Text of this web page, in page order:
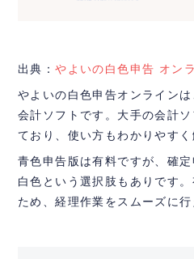
出典：やよいの白色申告 オン
やよいの白色申告オンライン
会計ソフトです。大手の会計
ており、使い方もわかりやすく
青色申告版は有料ですが、確
白色という選択肢もありです
ため、経理作業をスムーズに行